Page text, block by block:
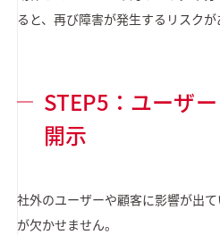
ると、再び障害が発生するリスクが
STEP5：ユーザ
開示
社外のユーザーや顧客に影響が出
が欠かせません。